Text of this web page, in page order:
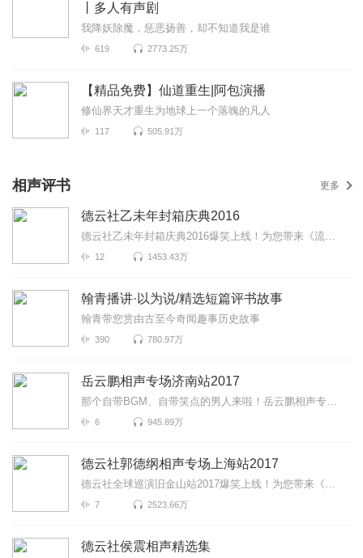
丨多人有声剧
我降妖除魔，惩恶扬善，却不知道我是谁
619 2773.25万
【精品免费】仙道重生|阿包演播
修仙界天才重生为地球上一个落魄的凡人
117 505.91万
相声评书 更多
德云社乙未年封箱庆典2016
德云社乙未年封箱庆典2016爆笑上线！为您带来《流金岁月》《唱大戏》《师徒父子》等高能相声！各种爆笑...
12 1453.43万
翰青播讲·以为说/精选短篇评书故事
翰青带您赏由古至今奇闻趣事历史故事
390 780.97万
岳云鹏相声专场济南站2017
那个自带BGM、自带笑点的男人来啦！岳云鹏相声专场济南站2017爆笑来袭！更有《学歌曲》《学聋哑》《写对...
6 945.89万
德云社郭德纲相声专场上海站2017
德云社全球巡演旧金山站2017爆笑上线！为您带来《说学逗胖》《恭喜发财》《郭大文豪》等高能相声！各种...
7 2523.66万
德云社侯震相声精选集